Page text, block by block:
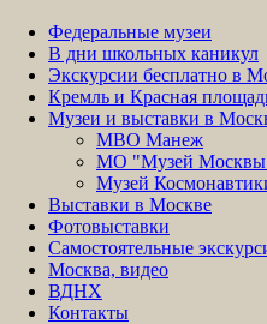
Федеральные музеи
В дни школьных каникул
Экскурсии бесплатно в
Кремль и Красная
Музеи и выставки в
МВО Манеж
МО "Музей
Музей
Выставки в Москве
Фотовыставки
Самостоятельные
Москва, видео
ВДНХ
Контакты